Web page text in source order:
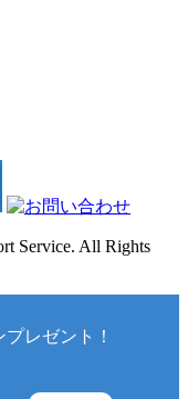
Service. All Rights
レゼント！